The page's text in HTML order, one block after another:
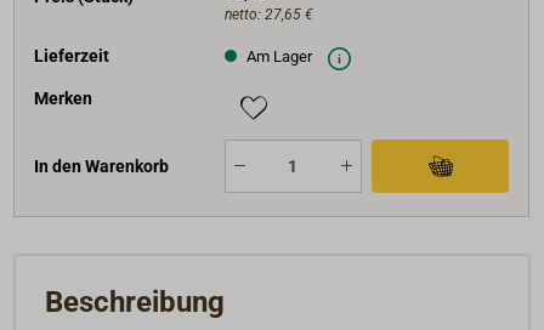
netto: 27,65 €
Lieferzeit Am Lager
Merken
In den Warenkorb
Beschreibung